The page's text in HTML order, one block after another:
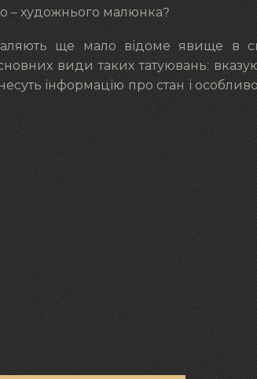
– художнього малюнка?
ще мало відоме явище в
види таких татуювань:
інформацію про стан і